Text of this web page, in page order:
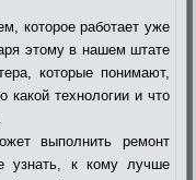
которое работает уже
этому в нашем штате
которые понимают,
какой технологии и что
выполнить ремонт
узнать, к кому лучше